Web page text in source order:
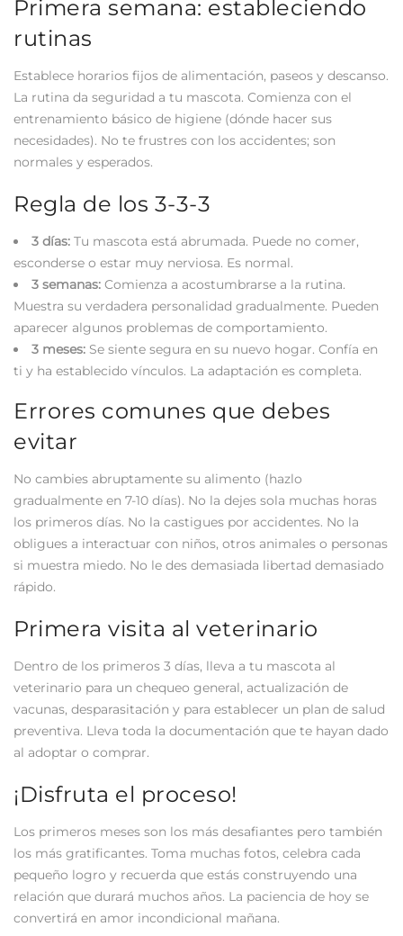
Primera semana: estableciendo
rutinas
Establece horarios fijos de alimentación, paseos y descanso.
La rutina da seguridad a tu mascota. Comienza con el
entrenamiento básico de higiene (dónde hacer sus
necesidades). No te frustres con los accidentes; son
normales y esperados.
Regla de los 3-3-3
3 días: Tu mascota está abrumada. Puede no comer,
esconderse o estar muy nerviosa. Es normal.
3 semanas: Comienza a acostumbrarse a la rutina.
Muestra su verdadera personalidad gradualmente. Pueden
aparecer algunos problemas de comportamiento.
3 meses: Se siente segura en su nuevo hogar. Confía en
ti y ha establecido vínculos. La adaptación es completa.
Errores comunes que debes
evitar
No cambies abruptamente su alimento (hazlo
gradualmente en 7-10 días). No la dejes sola muchas horas
los primeros días. No la castigues por accidentes. No la
obligues a interactuar con niños, otros animales o personas
si muestra miedo. No le des demasiada libertad demasiado
rápido.
Primera visita al veterinario
Dentro de los primeros 3 días, lleva a tu mascota al
veterinario para un chequeo general, actualización de
vacunas, desparasitación y para establecer un plan de salud
preventiva. Lleva toda la documentación que te hayan dado
al adoptar o comprar.
¡Disfruta el proceso!
Los primeros meses son los más desafiantes pero también
los más gratificantes. Toma muchas fotos, celebra cada
pequeño logro y recuerda que estás construyendo una
relación que durará muchos años. La paciencia de hoy se
convertirá en amor incondicional mañana.